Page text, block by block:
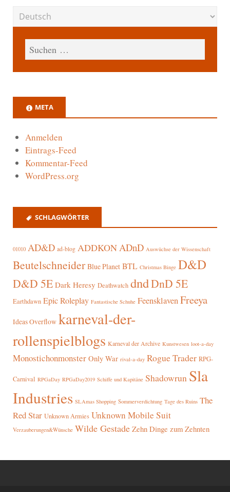
META
Anmelden
Eintrags-Feed
Kommentar-Feed
WordPress.org
SCHLAGWÖRTER
01010 AD&D ad-blog ADDKONADnD Auswüchse der Wissenschaft
Beutelschneider Blue Planet BTL Christmas Binge D&D
D&D 5E Dark Heresy Deathwatch dndDnD 5E
Earthdawn Epic Roleplay Fantastische Schuhe FeensklavenFreeya
Ideas Overflow karneval-der-
rollenspielblogs Karneval der Archive Kunstwesen loot-a-day
Monostichonmonster Only War rival-a-day Rogue Trader RPG-
Carnival RPGaDay RPGaDay2019 Schiffe und Kapitäne Shadowrun Sla
Industries SLAmas Shopping Sommerverdichtung Tage des Ruins The
Red Star Unknown Armies Unknown Mobile Suit
Verzauberungen&Wünsche Wilde Gestade Zehn Dinge zum Zehnten